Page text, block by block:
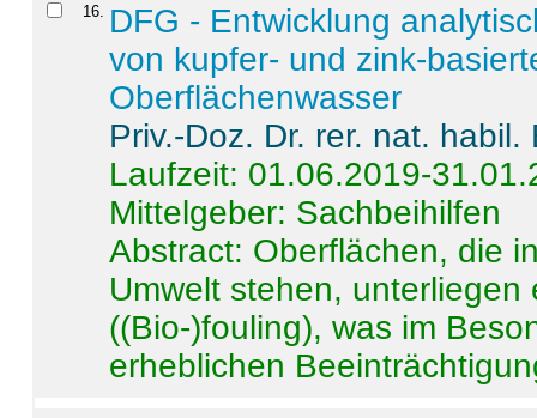
16
DFG - Entwicklung
von kupfer- und zink-
Oberflächenwasser
Priv.-Doz. Dr. rer. nat.
Laufzeit: 01.06.2019-
Mittelgeber: Sachbeihilfen
Abstract: Oberflächen, die
Umwelt stehen,
((Bio-)fouling), was im
erheblichen